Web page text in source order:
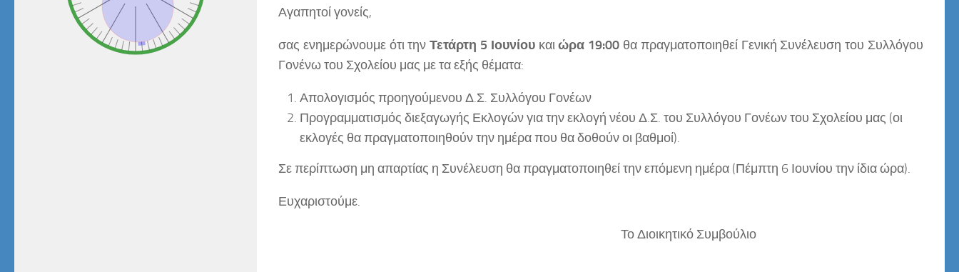
Αγαπητοί γονείς,
σας ενημερώνουμε ότι τηνΤετάρτη 5 Ιουνίουκαιώρα 19:00 θα πραγματοποιηθεί Γενική Συνέλευση του Συλλόγου
Γονένω του Σχολείου μας με τα εξής θέματα:
Απολογισμός προηγούμενου Δ.Σ. Συλλόγου Γονέων
Προγραμματισμός διεξαγωγής Εκλογών για την εκλογή νέου Δ.Σ. του Συλλόγου Γονέων του Σχολείου μας (οι
εκλογές θα πραγματοποιηθούν την ημέρα που θα δοθούν οι βαθμοί).
Σε περίπτωση μη απαρτίας η Συνέλευση θα πραγματοποιηθεί την επόμενη ημέρα (Πέμπτη 6 Ιουνίου την ίδια ώρα).
Ευχαριστούμε.
Το Διοικητικό Συμβούλιο